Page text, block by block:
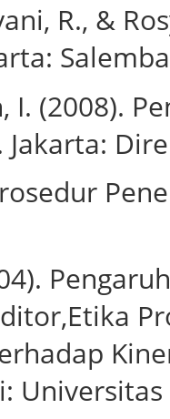
R., &
I. (2008).
Jakarta: